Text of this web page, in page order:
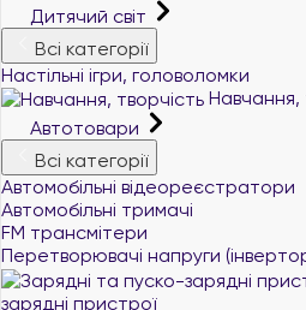
Дитячий світ
Всі категорії
Настільні ігри, головоломки
Навчання,
Автотовари
Всі категорії
Автомобільні відеореєстратори
Автомобільні тримачі
FM трансмітери
Перетворювачі напруги
зарядні пристрої